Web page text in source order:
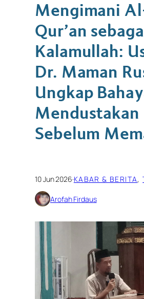
Mengimani
Qur’an
Kalamullah:
Dr. Maman
Ungkap
Mendustakan
Sebelum
10 Jun 2026·KABAR & BERITA,
Arofah Firdaus